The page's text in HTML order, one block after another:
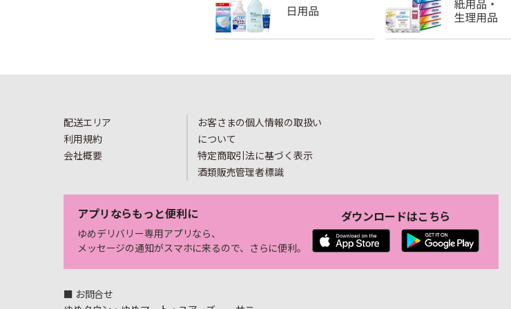
配送エリア
利用規約
会社概要
お客さまの個人情報の取扱い
について
特定商取引法に基づく表示
酒類販売管理者標識
アプリならもっと便利に
ゆめデリバリー専用アプリなら、
メッセージの通知がスマホに来るので、さらに便利。
ダウンロードはこちら
■ お問合せ